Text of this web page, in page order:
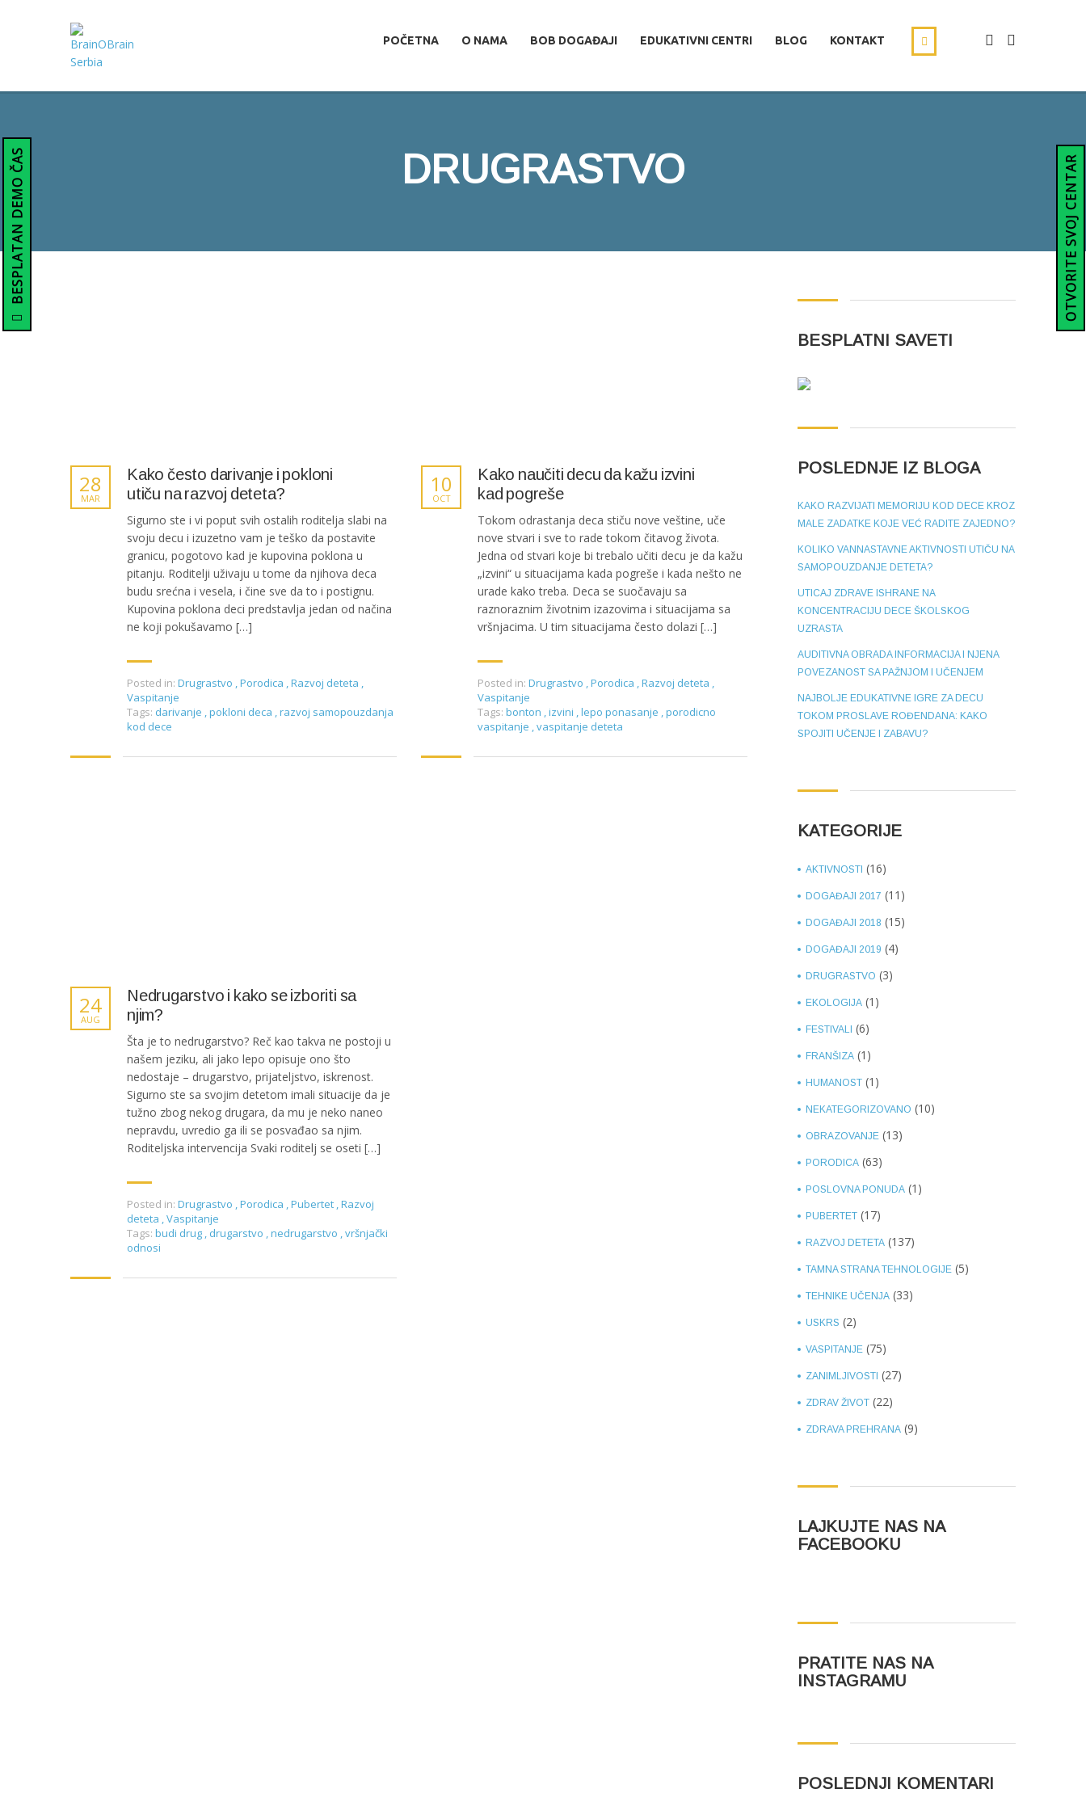
BESPLATAN DEMO ČAS OTVORITE SVOJ CENTAR
POČETNA O NAMA BOB DOGAĐAJI EDUKATIVNI CENTRI BLOG KONTAKT
DRUGRASTVO
Kako često darivanje i pokloni
utiču na razvoj deteta?
28
MAR
Sigurno ste i vi poput svih ostalih roditelja slabi na
svoju decu i izuzetno vam je teško da postavite
granicu, pogotovo kad je kupovina poklona u
pitanju. Roditelji uživaju u tome da njihova deca
budu srećna i vesela, i čine sve da to i postignu.
Kupovina poklona deci predstavlja jedan od načina
ne koji pokušavamo […]
Posted in: Drugrastvo ,Porodica ,Razvoj deteta ,
Vaspitanje
Tags: darivanje ,pokloni deca ,razvoj samopouzdanja
kod dece
Kako naučiti decu da kažu izvini
kad pogreše
10
OCT
Tokom odrastanja deca stiču nove veštine, uče
nove stvari i sve to rade tokom čitavog života.
Jedna od stvari koje bi trebalo učiti decu je da kažu
„izvini“ u situacijama kada pogreše i kada nešto ne
urade kako treba. Deca se suočavaju sa
raznoraznim životnim izazovima i situacijama sa
vršnjacima. U tim situacijama često dolazi […]
Posted in: Drugrastvo ,Porodica ,Razvoj deteta ,
Vaspitanje
Tags: bonton ,izvini ,lepo ponasanje ,porodicno
vaspitanje ,vaspitanje deteta
Nedrugarstvo i kako se izboriti sa
njim?
24
AUG
Šta je to nedrugarstvo? Reč kao takva ne postoji u
našem jeziku, ali jako lepo opisuje ono što
nedostaje – drugarstvo, prijateljstvo, iskrenost.
Sigurno ste sa svojim detetom imali situacije da je
tužno zbog nekog drugara, da mu je neko naneo
nepravdu, uvredio ga ili se posvađao sa njim.
Roditeljska intervencija Svaki roditelj se oseti […]
Posted in: Drugrastvo ,Porodica ,Pubertet ,Razvoj
deteta ,Vaspitanje
Tags: budi drug , drugarstvo ,nedrugarstvo ,vršnjački
odnosi
BESPLATNI SAVETI
POSLEDNJE IZ BLOGA
KAKO RAZVIJATI MEMORIJU KOD DECE KROZ
MALE ZADATKE KOJE VEĆ RADITE ZAJEDNO?
KOLIKO VANNASTAVNE AKTIVNOSTI UTIČU NA
SAMOPOUZDANJE DETETA?
UTICAJ ZDRAVE ISHRANE NA
KONCENTRACIJU DECE ŠKOLSKOG
UZRASTA
AUDITIVNA OBRADA INFORMACIJA I NJENA
POVEZANOST SA PAŽNJOM I UČENJEM
NAJBOLJE EDUKATIVNE IGRE ZA DECU
TOKOM PROSLAVE ROĐENDANA: KAKO
SPOJITI UČENJE I ZABAVU?
KATEGORIJE
AKTIVNOSTI (16)
DOGAĐAJI 2017 (11)
DOGAĐAJI 2018 (15)
DOGAĐAJI 2019 (4)
DRUGRASTVO (3)
EKOLOGIJA (1)
FESTIVALI (6)
FRANŠIZA (1)
HUMANOST (1)
NEKATEGORIZOVANO (10)
OBRAZOVANJE (13)
PORODICA (63)
POSLOVNA PONUDA (1)
PUBERTET (17)
RAZVOJ DETETA (137)
TAMNA STRANA TEHNOLOGIJE (5)
TEHNIKE UČENJA (33)
USKRS (2)
VASPITANJE (75)
ZANIMLJIVOSTI (27)
ZDRAV ŽIVOT (22)
ZDRAVA PREHRANA (9)
LAJKUJTE NAS NA
FACEBOOKU
PRATITE NAS NA
INSTAGRAMU
POSLEDNJI KOMENTARI